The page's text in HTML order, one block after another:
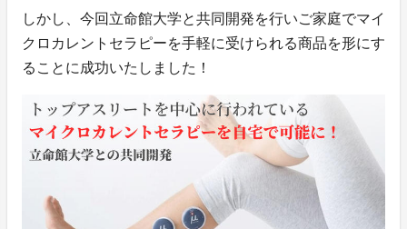
しかし、今回立命館大学と共同開発を行いご家庭でマイ
クロカレントセラピーを手軽に受けられる商品を形にす
ることに成功いたしました！